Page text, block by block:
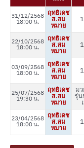
31/12/2568
18:00 น.
ฤทธิเดช
ส.สม
หมาย
22/10/2568
18:00 น.
ฤทธิเดช
ส.สม
หมาย
03/09/2568
18:00 น.
ฤทธิเดช
ส.สม
หมาย
25/07/2568
19:30 น.
ฤทธิเดช
ส.สม
หมาย
ม
รุ่
23/04/2568
18:00 น.
ฤทธิเดช
ส.สม
หมาย